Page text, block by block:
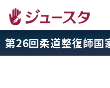
第26回柔道整復師国